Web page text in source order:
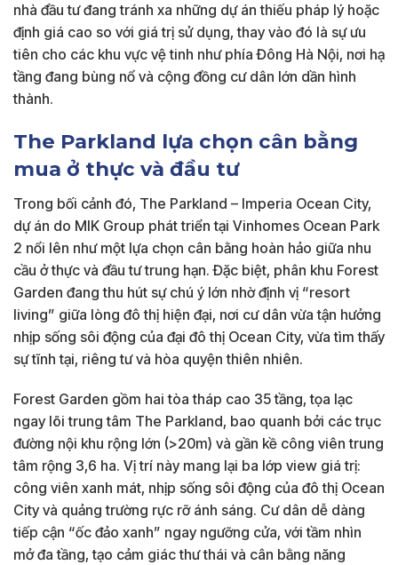
nhà đầu tư đang tránh xa những dự án thiếu pháp lý hoặc
định giá cao so với giá trị sử dụng, thay vào đó là sự ưu
tiên cho các khu vực vệ tinh như phía Đông Hà Nội, nơi hạ
tầng đang bùng nổ và cộng đồng cư dân lớn dần hình
thành.
The Parkland lựa chọn cân bằng
mua ở thực và đầu tư
Trong bối cảnh đó, The Parkland – Imperia Ocean City,
dự án do MIK Group phát triển tại Vinhomes Ocean Park
2 nổi lên như một lựa chọn cân bằng hoàn hảo giữa nhu
cầu ở thực và đầu tư trung hạn. Đặc biệt, phân khu Forest
Garden đang thu hút sự chú ý lớn nhờ định vị “resort
living” giữa lòng đô thị hiện đại, nơi cư dân vừa tận hưởng
nhịp sống sôi động của đại đô thị Ocean City, vừa tìm thấy
sự tĩnh tại, riêng tư và hòa quyện thiên nhiên.
Forest Garden gồm hai tòa tháp cao 35 tầng, tọa lạc
ngay lõi trung tâm The Parkland, bao quanh bởi các trục
đường nội khu rộng lớn (>20m) và gần kề công viên trung
tâm rộng 3,6 ha. Vị trí này mang lại ba lớp view giá trị:
công viên xanh mát, nhịp sống sôi động của đô thị Ocean
City và quảng trường rực rỡ ánh sáng. Cư dân dễ dàng
tiếp cận “ốc đảo xanh” ngay ngưỡng cửa, với tầm nhìn
mở đa tầng, tạo cảm giác thư thái và cân bằng năng